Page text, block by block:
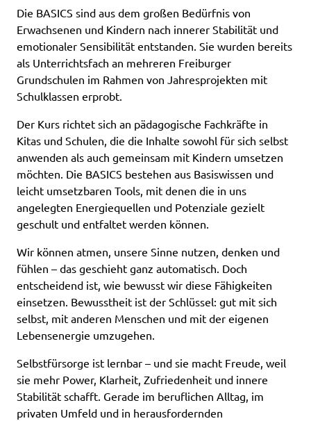
Die BASICS sind aus dem großen Bedürfnis von
Erwachsenen und Kindern nach innerer Stabilität und
emotionaler Sensibilität entstanden. Sie wurden bereits
als Unterrichtsfach an mehreren Freiburger
Grundschulen im Rahmen von Jahresprojekten mit
Schulklassen erprobt.
Der Kurs richtet sich an pädagogische Fachkräfte in
Kitas und Schulen, die die Inhalte sowohl für sich selbst
anwenden als auch gemeinsam mit Kindern umsetzen
möchten. Die BASICS bestehen aus Basiswissen und
leicht umsetzbaren Tools, mit denen die in uns
angelegten Energiequellen und Potenziale gezielt
geschult und entfaltet werden können.
Wir können atmen, unsere Sinne nutzen, denken und
fühlen – das geschieht ganz automatisch. Doch
entscheidend ist, wie bewusst wir diese Fähigkeiten
einsetzen. Bewusstheit ist der Schlüssel: gut mit sich
selbst, mit anderen Menschen und mit der eigenen
Lebensenergie umzugehen.
Selbstfürsorge ist lernbar – und sie macht Freude, weil
sie mehr Power, Klarheit, Zufriedenheit und innere
Stabilität schafft. Gerade im beruflichen Alltag, im
privaten Umfeld und in herausfordernden